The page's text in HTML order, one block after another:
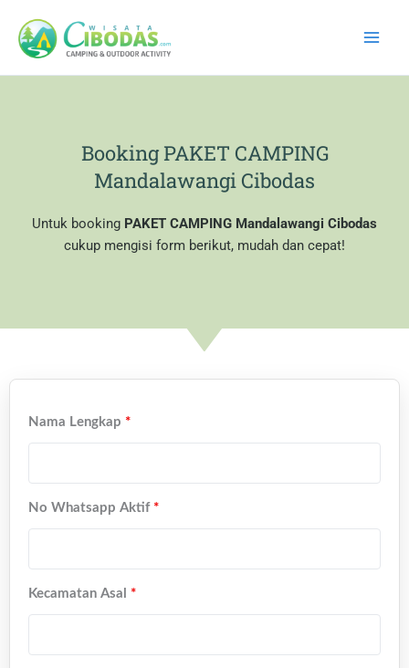
content
Booking PAKET CAMPING
Mandalawangi Cibodas
Untuk booking PAKET CAMPING Mandalawangi Cibodas
cukup mengisi form berikut, mudah dan cepat!
Nama Lengkap *
No Whatsapp Aktif *
Kecamatan Asal *